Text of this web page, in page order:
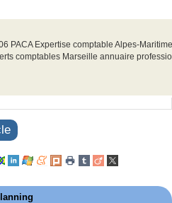
PACA Expertise comptable Alpes-
comptables Marseille annuaire